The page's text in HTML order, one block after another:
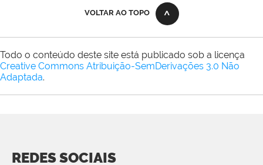
VOLTAR AO TOPO
Todo o conteúdo deste site está publicado sob a licença
Creative Commons Atribuição-SemDerivações 3.0 Não
Adaptada.
REDES SOCIAIS